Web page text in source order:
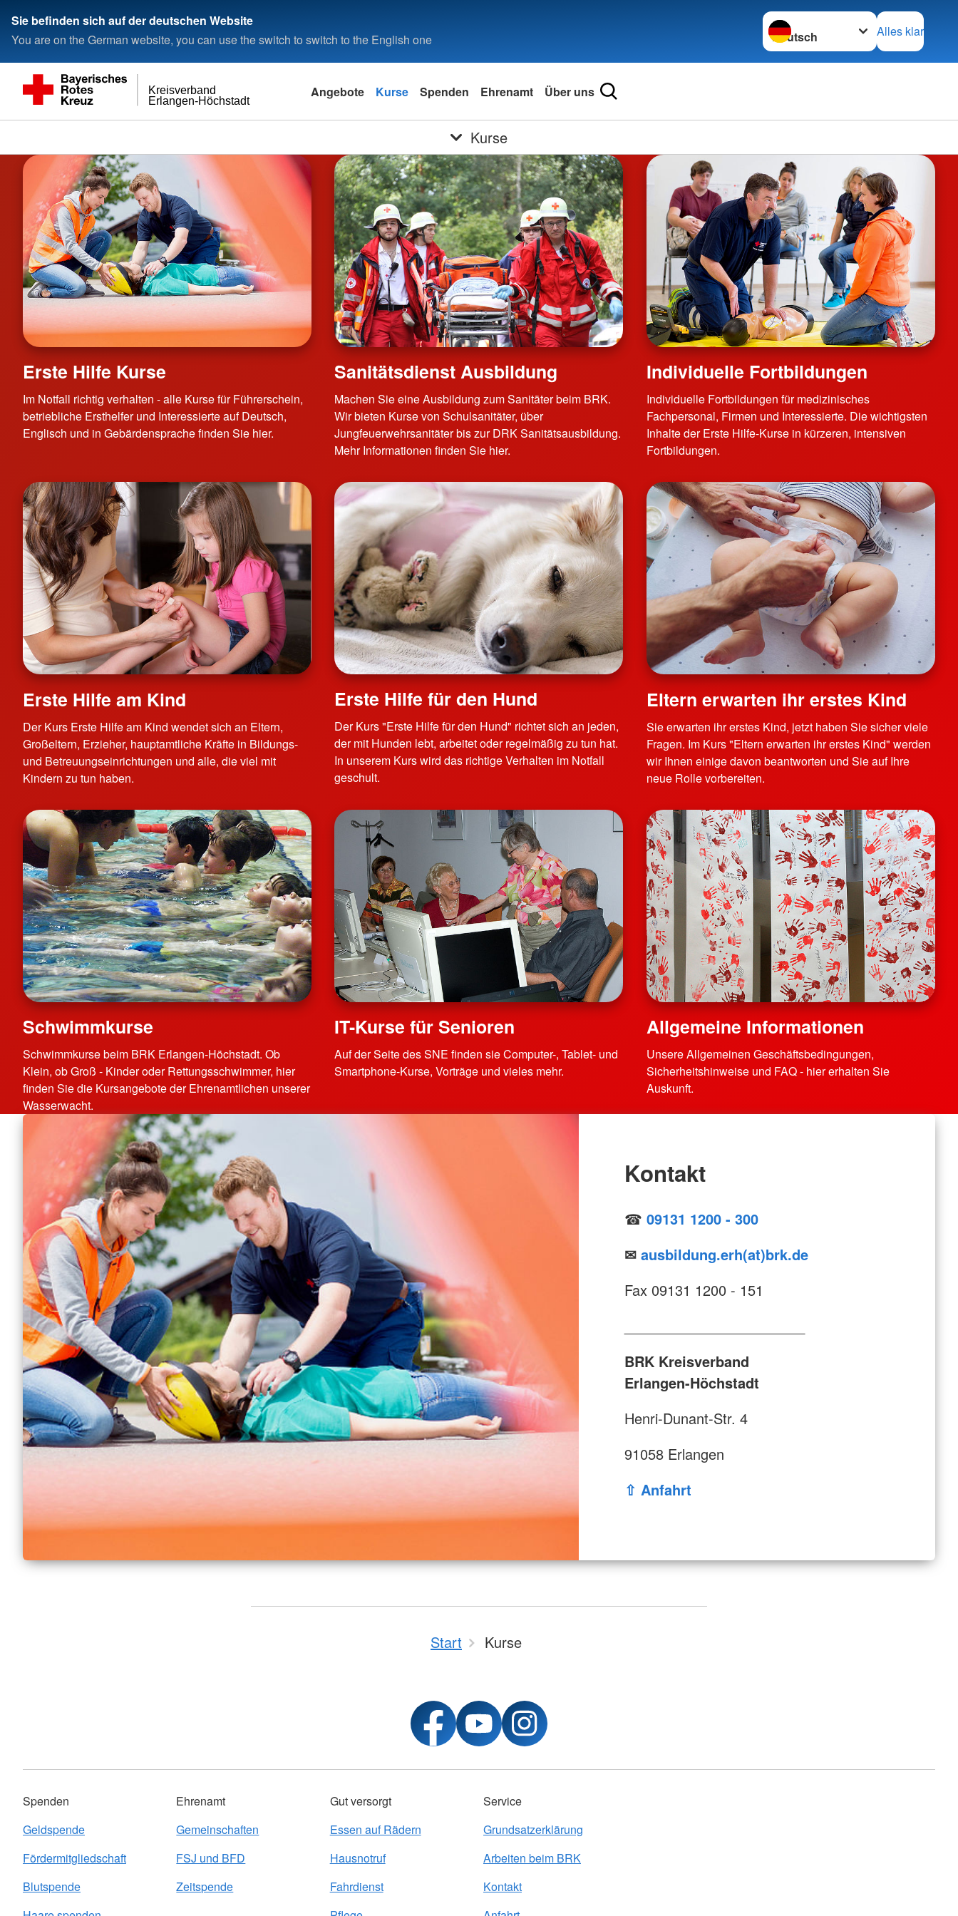
Sie befinden sich auf der deutschen Website
You are on the German website, you can use the switch to switch to the English one
Sprache wechseln zu
Alles klar
Erlangen-Höchstadt
Kreisverband Angebote Kurse Spenden Ehrenamt Über uns
Kurse
Erste Hilfe Kurse
Im Notfall richtig verhalten - alle Kurse für Führerschein,
betriebliche Ersthelfer und Interessierte auf Deutsch,
Englisch und in Gebärdensprache finden Sie hier.
Sanitätsdienst Ausbildung
Machen Sie eine Ausbildung zum Sanitäter beim BRK.
Wir bieten Kurse von Schulsanitäter, über
Jungfeuerwehrsanitäter bis zur DRK Sanitätsausbildung.
Mehr Informationen finden Sie hier.
Individuelle Fortbildungen
Individuelle Fortbildungen für medizinisches
Fachpersonal, Firmen und Interessierte. Die wichtigsten
Inhalte der Erste Hilfe-Kurse in kürzeren, intensiven
Fortbildungen.
Erste Hilfe am Kind
Der Kurs Erste Hilfe am Kind wendet sich an Eltern,
Großeltern, Erzieher, hauptamtliche Kräfte in Bildungs-
und Betreuungseinrichtungen und alle, die viel mit
Kindern zu tun haben.
Erste Hilfe für den Hund
Der Kurs "Erste Hilfe für den Hund" richtet sich an jeden,
der mit Hunden lebt, arbeitet oder regelmäßig zu tun hat.
In unserem Kurs wird das richtige Verhalten im Notfall
geschult.
Eltern erwarten ihr erstes Kind
Sie erwarten ihr erstes Kind, jetzt haben Sie sicher viele
Fragen. Im Kurs "Eltern erwarten ihr erstes Kind" werden
wir Ihnen einige davon beantworten und Sie auf Ihre
neue Rolle vorbereiten.
Schwimmkurse
Schwimmkurse beim BRK Erlangen-Höchstadt. Ob
Klein, ob Groß - Kinder oder Rettungsschwimmer, hier
finden Sie die Kursangebote der Ehrenamtlichen unserer
Wasserwacht.
IT-Kurse für Senioren
Auf der Seite des SNE finden sie Computer-, Tablet- und
Smartphone-Kurse, Vorträge und vieles mehr.
Allgemeine Informationen
Unsere Allgemeinen Geschäftsbedingungen,
Sicherheitshinweise und FAQ - hier erhalten Sie
Auskunft.
Kontakt
☎ 09131 1200 - 300
✉ ausbildung.erh(at)brk.de
Fax 09131 1200 - 151
BRK Kreisverband
Erlangen-Höchstadt
Henri-Dunant-Str. 4
91058 Erlangen
⇧ Anfahrt
Start Kurse
Spenden
Geldspende
Fördermitgliedschaft
Blutspende
Ehrenamt
Gemeinschaften
FSJ und BFD
Zeitspende
Gut versorgt
Essen auf Rädern
Hausnotruf
Fahrdienst
Service
Grundsatzerklärung
Arbeiten beim BRK
Kontakt